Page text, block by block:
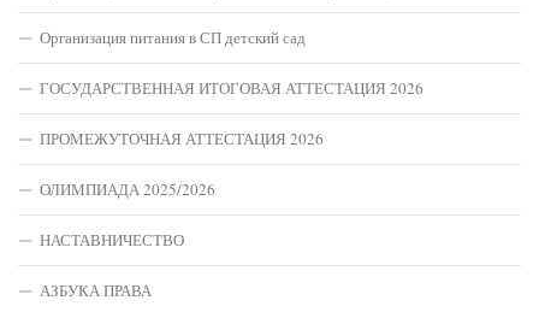
Организация питания в СП детский сад
ГОСУДАРСТВЕННАЯ ИТОГОВАЯ АТТЕСТАЦИЯ 2026
ПРОМЕЖУТОЧНАЯ АТТЕСТАЦИЯ 2026
ОЛИМПИАДА 2025/2026
НАСТАВНИЧЕСТВО
АЗБУКА ПРАВА